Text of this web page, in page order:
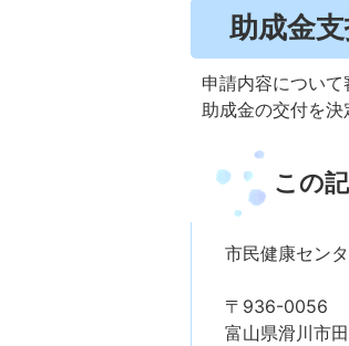
助成金
申請内容について
助成金の交付を決
この
市民健康セン
〒936-0056
富山県滑川市